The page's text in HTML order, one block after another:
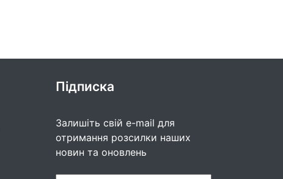
Підписка
Залишіть свій e-mail для
отримання розсилки наших
новин та оновлень